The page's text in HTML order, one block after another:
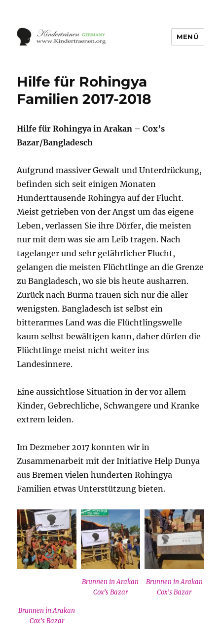
MENÜ
Hilfe für Rohingya
Familien 2017-2018
Hilfe für Rohingya in Arakan – Cox’s
Bazar/Bangladesch
Aufgrund massiver Gewalt und Unterdrückung,
befinden sich seit einigen Monaten
Hunderttausende Rohingya auf der Flucht.
Meist getrieben von der Angst um das eigene
Leben, verlassen Sie ihre Dörfer, die meisten
nur mit dem was sie am Leib tragen. Nach
tagelanger und sehr gefährlicher Flucht,
gelangen die meisten Flüchtlinge an die Grenze
zu Bangladesch, wo sie bis heute ausharren.
Zurück nach Burma trauen sich nur die aller
wenigsten. Bangladesch ist selbst ein
bitterarmes Land was die Flüchtlingswelle
kaum selbst bewältigen kann, daher dürfen die
Flüchtlinge meist nicht weiter ins
Landesinnere.
Eine aussichtlose Situation in der vor allem
Kinder, Gebrechliche, Schwangere und Kranke
extrem leiden.
Im Dezmeber 2017 konnten wir in
Zusammenarbeit mit der Initiative Help Dunya
aus Bremen vielen hunderten Rohingya
Familien etwas Unterstützung bieten.
Brunnen in Arakan
Cox’s Bazar
Brunnen in Arakan
Cox’s Bazar
Brunnen in Arakan
Cox’s Bazar